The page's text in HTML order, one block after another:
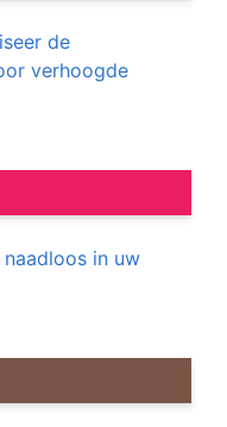
de
verhoogde
in uw